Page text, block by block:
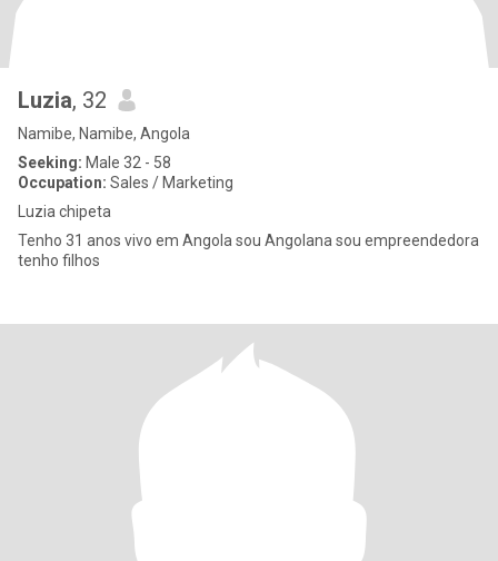
Luzia, 32
Namibe, Namibe, Angola
Seeking: Male 32 - 58
Occupation: Sales / Marketing
Luzia chipeta
Tenho 31 anos vivo em Angola sou Angolana sou empreendedora
tenho filhos